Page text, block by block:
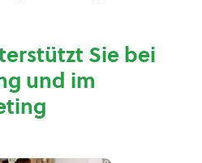
Sie bei
und im